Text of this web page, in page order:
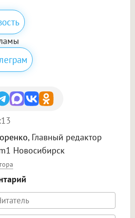
, Главный редактор
Новосибирск